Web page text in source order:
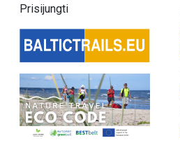
Prisijungti